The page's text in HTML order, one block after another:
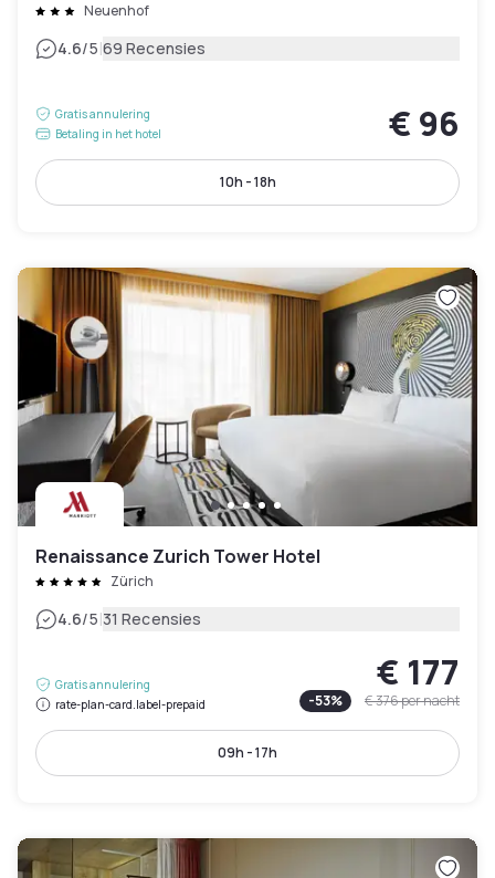
Neuenhof
4.6/5|69 Recensies
Gratis annulering
Betaling in het hotel
€ 96
10h - 18h
Renaissance Zurich Tower Hotel
Zürich
4.6/5|31 Recensies
Gratis annulering
rate-plan-card.label-prepaid
€ 177
-53% € 376per nacht
09h - 17h